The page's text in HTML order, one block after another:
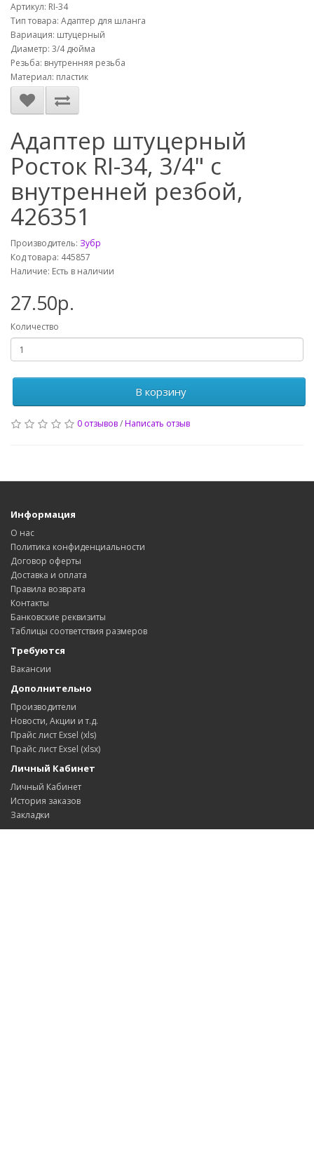
Артикул: RI-34
Тип товара: Адаптер для шланга
Вариация: штуцерный
Диаметр: 3/4 дюйма
Резьба: внутренняя резьба
Материал: пластик
Адаптер штуцерный
Росток RI-34, 3/4" с
внутренней резбой,
426351
Производитель: Зубр
Код товара: 445857
Наличие: Есть в наличии
27.50р.
Количество
В корзину
0 отзывов/Написать отзыв
Информация
О нас
Политика конфиденциальности
Договор оферты
Доставка и оплата
Правила возврата
Контакты
Банковские реквизиты
Таблицы соответствия размеров
Требуются
Вакансии
Дополнительно
Производители
Новости, Акции и т.д.
Прайс лист Exsel (xls)
Прайс лист Exsel (xlsx)
Личный Кабинет
Личный Кабинет
История заказов
Закладки